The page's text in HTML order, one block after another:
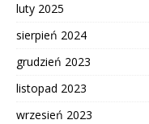
luty 2025
sierpień 2024
grudzień 2023
listopad 2023
wrzesień 2023